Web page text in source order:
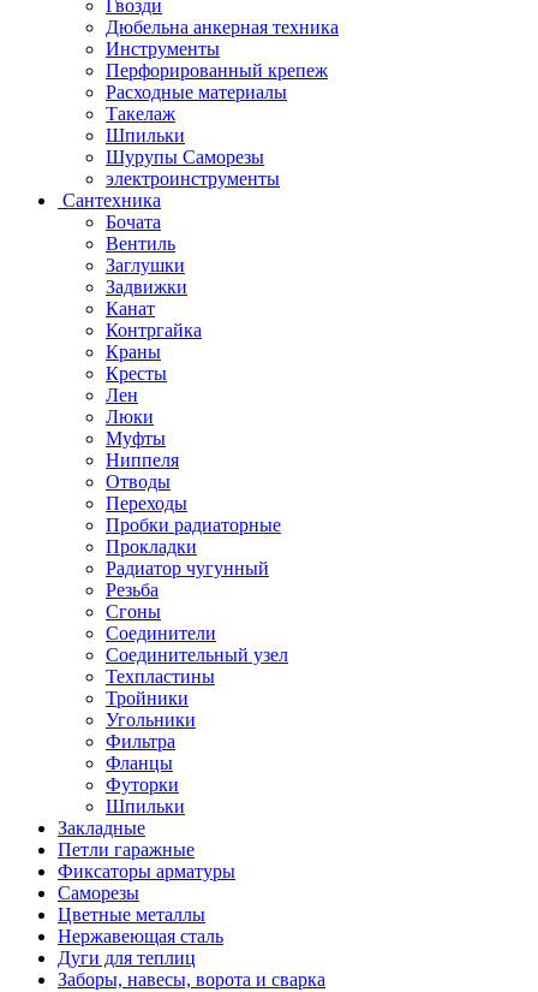
Гвозди
Дюбельна анкерная техника
Инструменты
Перфорированный крепеж
Расходные материалы
Такелаж
Шпильки
Шурупы Саморезы
электроинструменты
Сантехника
Бочата
Вентиль
Заглушки
Задвижки
Канат
Контргайка
Краны
Кресты
Лен
Люки
Муфты
Ниппеля
Отводы
Переходы
Пробки радиаторные
Прокладки
Радиатор чугунный
Резьба
Сгоны
Соединители
Соединительный узел
Техпластины
Тройники
Угольники
Фильтра
Фланцы
Футорки
Шпильки
Закладные
Петли гаражные
Фиксаторы арматуры
Саморезы
Цветные металлы
Нержавеющая сталь
Дуги для теплиц
Заборы, навесы, ворота и сварка